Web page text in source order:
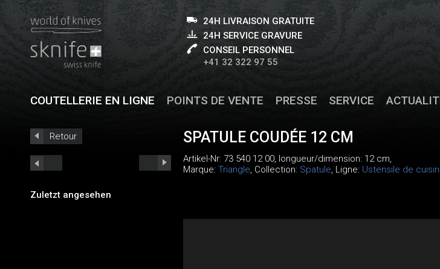
24H LIVRAISON GRATUITE
24H SERVICE GRAVURE
CONSEIL PERSONNEL
+41 32 322 97 55
COUTELLERIE EN LIGNE POINTS DE VENTE PRESSE SERVICE
Retour
Zuletzt angesehen
SPATULE COUDÉE 12 CM
Artikel-Nr: 73 540 12 00, longueur/dimension: 12 cm,
Marque: Triangle, Collection: Spatule, Ligne: Ustensile de